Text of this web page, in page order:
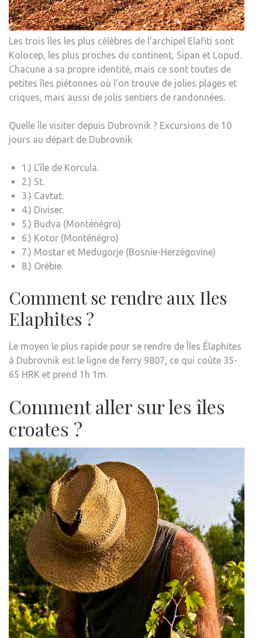
Les trois îles les plus célèbres de l’archipel Elafiti sont
Kolocep, les plus proches du continent, Sipan et Lopud.
Chacune a sa propre identité, mais ce sont toutes de
petites îles piétonnes où l’on trouve de jolies plages et
criques, mais aussi de jolis sentiers de randonnées.
Quelle île visiter depuis Dubrovnik ? Excursions de 10
jours au départ de Dubrovnik
1.) L’île de Korcula.
2.) St.
3.) Cavtat.
4.) Diviser.
5.) Budva (Monténégro)
6.) Kotor (Monténégro)
7.) Mostar et Medugorje (Bosnie-Herzégovine)
8.) Orébie.
Comment se rendre aux Iles
Elaphites ?
Le moyen le plus rapide pour se rendre de Îles Élaphites
à Dubrovnik est le ligne de ferry 9807, ce qui coûte 35-
65 HRK et prend 1h 1m.
Comment aller sur les îles
croates ?